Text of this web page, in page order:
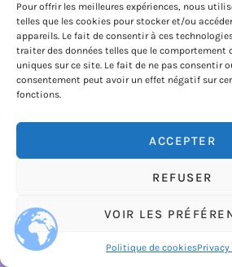
Pour offrir les meilleures expériences, nous
telles que les cookies pour stocker et/ou
appareils. Le fait de consentir à ces
traiter des données telles que le comportement
uniques sur ce site. Le fait de ne pas consentir
consentement peut avoir un effet négatif sur
fonctions.
ACCEPTER
REFUSER
VOIR LES
Politique de cookies